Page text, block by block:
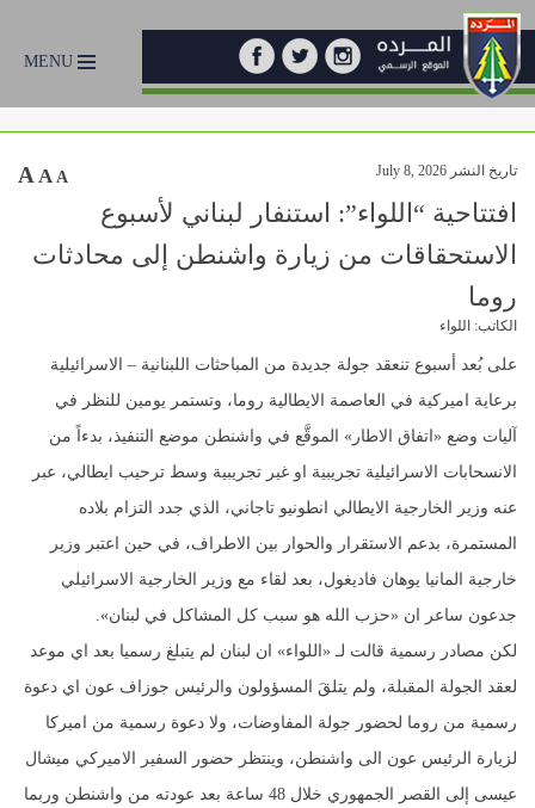
MENU
تاريخ النشر July 8, 2026 A A A
افتتاحية “اللواء”: استنفار لبناني لأسبوع
الاستحقاقات من زيارة واشنطن إلى محادثات
روما
الكاتب: اللواء
على بُعد أسبوع تنعقد جولة جديدة من المباحثات اللبنانية – الاسرائيلية
برعاية اميركية في العاصمة الايطالية روما، وتستمر يومين للنظر في
آليات وضع «اتفاق الاطار» الموقَّع في واشنطن موضع التنفيذ، بدءاً من
الانسحابات الاسرائيلية تجريبية او غير تجريبية وسط ترحيب ايطالي، عبر
عنه وزير الخارجية الايطالي انطونيو تاجاني، الذي جدد التزام بلاده
المستمرة، بدعم الاستقرار والحوار بين الاطراف، في حين اعتبر وزير
خارجية المانيا يوهان فاديغول، بعد لقاء مع وزير الخارجية الاسرائيلي
جدعون ساعر ان «حزب الله هو سبب كل المشاكل في لبنان».
لكن مصادر رسمية قالت لـ «اللواء» ان لبنان لم يتبلغ رسميا بعد اي موعد
لعقد الجولة المقبلة، ولم يتلقَ المسؤولون والرئيس جوزاف عون اي دعوة
رسمية من روما لحضور جولة المفاوضات، ولا دعوة رسمية من اميركا
لزيارة الرئيس عون الى واشنطن، وينتظر حضور السفير الاميركي ميشال
عيسى إلى القصر الجمهوري خلال 48 ساعة بعد عودته من واشنطن وربما